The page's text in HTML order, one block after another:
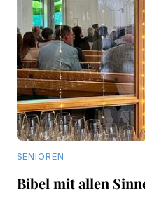
SENIOREN
Bibel mit allen